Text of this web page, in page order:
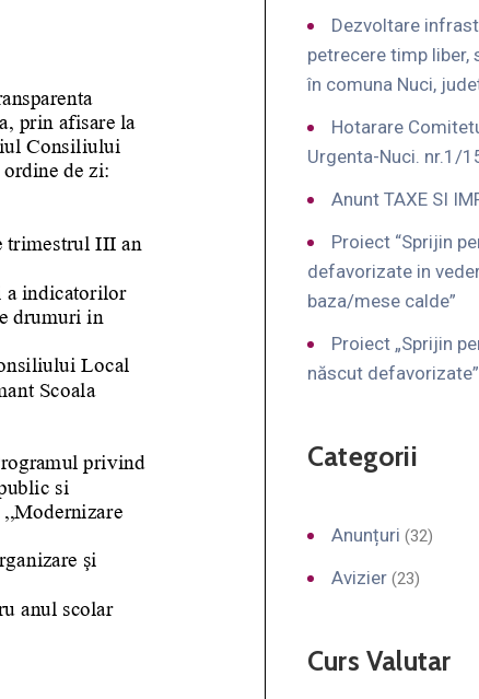
Dezvoltare
petrecere timp
în comuna Nuci,
Hotarare
Urgenta-Nuci. nr.1/
Anunt TAXE SI
Proiect “Sprijin
defavorizate in
baza/mese calde”
Proiect „Sprijin
născut defavorizate”
Categorii
Anunțuri (32)
Avizier (23)
Curs Valutar